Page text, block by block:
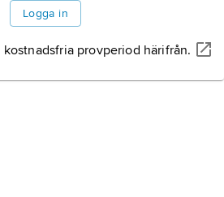
Logga in
kostnadsfria provperiod härifrån.